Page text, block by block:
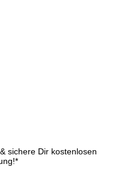
sichere Dir kostenlosen